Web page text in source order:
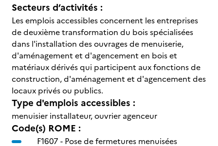
Secteurs d’activités :
Les emplois accessibles concernent les entreprises
de deuxième transformation du bois spécialisées
dans l'installation des ouvrages de menuiserie,
d'aménagement et d'agencement en bois et
matériaux dérivés qui participent aux fonctions de
construction, d'aménagement et d'agencement des
locaux privés ou publics.
Type d'emplois accessibles :
menuisier installateur, ouvrier agenceur
Code(s) ROME :
F1607 - Pose de fermetures menuisées